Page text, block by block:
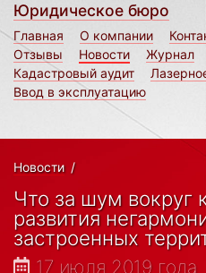
Юридическое бюро
Главная О компании
Отзывы
Новости Журнал
Кадастровый аудит
Ввод в эксплуатацию
Новости /
Что за шум вокруг
развития
застроенных
17 июля 2019 года